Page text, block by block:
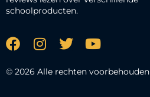
schoolproducten.
© 2026 Alle rechten voorbehouden